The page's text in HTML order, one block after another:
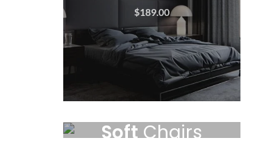
$189.00
SoftChairs